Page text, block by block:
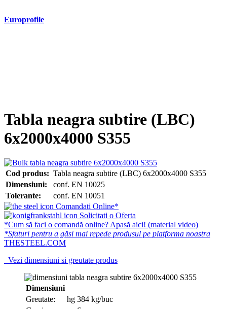
Europrofile
Tabla neagra subtire (LBC)
6x2000x4000 S355
Cod produs: Tabla neagra subtire (LBC) 6x2000x4000 S355
Dimensiuni:
conf. EN 10025
Tolerante:
conf. EN 10051
Comandati Online*
Solicitati o Oferta
*Cum să faci o comandă online? Apasă aici! (material video)
*Sfaturi pentru a găsi mai repede produsul pe platforma noastra
THESTEEL.COM
Vezi dimensiuni si greutate produs
Dimensiuni
Greutate:
hg 384 kg/buc